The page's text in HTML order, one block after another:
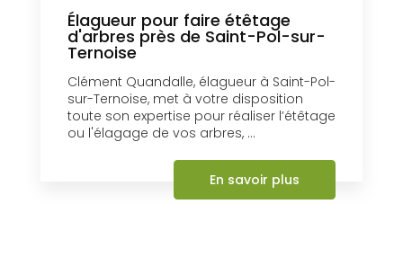
Élagueur pour faire étêtage
d'arbres près de Saint-Pol-sur-
Ternoise
Clément Quandalle, élagueur à Saint-Pol-
sur-Ternoise, met à votre disposition
toute son expertise pour réaliser l’étêtage
ou l'élagage de vos arbres, ...
En savoir plus